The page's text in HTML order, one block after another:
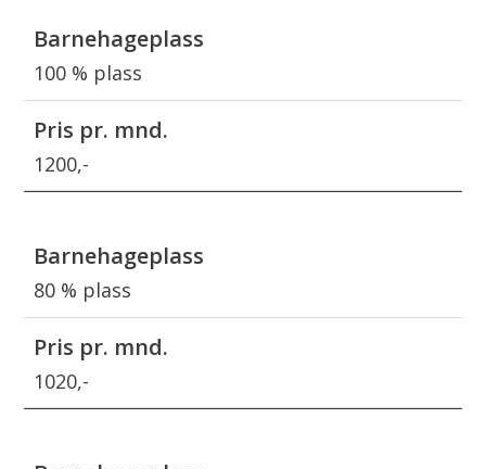
Barnehageplass
Pris pr. mnd.
100 % plass
1200,-
80 % plass
1020,-